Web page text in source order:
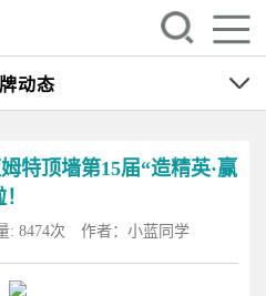
动态
特顶墙第15届“造精英·赢
: 8474次 作者：小蓝同学